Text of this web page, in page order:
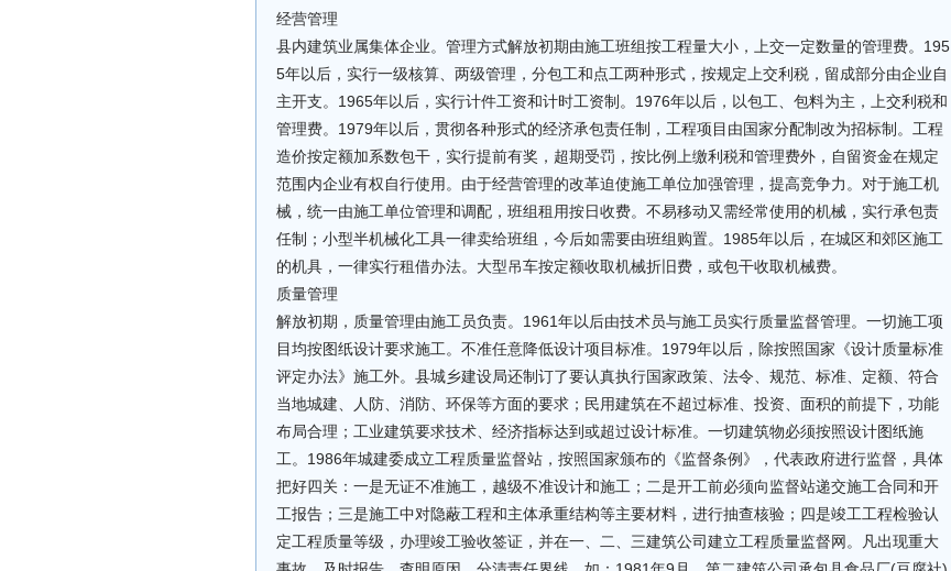
经营管理
县内建筑业属集体企业。管理方式解放初期由施工班组按工程量大小，上交一定数量的管理费。195
5年以后，实行一级核算、两级管理，分包工和点工两种形式，按规定上交利税，留成部分由企业自
主开支。1965年以后，实行计件工资和计时工资制。1976年以后，以包工、包料为主，上交利税和
管理费。1979年以后，贯彻各种形式的经济承包责任制，工程项目由国家分配制改为招标制。工程
造价按定额加系数包干，实行提前有奖，超期受罚，按比例上缴利税和管理费外，自留资金在规定
范围内企业有权自行使用。由于经营管理的改革迫使施工单位加强管理，提高竞争力。对于施工机
械，统一由施工单位管理和调配，班组租用按日收费。不易移动又需经常使用的机械，实行承包责
任制；小型半机械化工具一律卖给班组，今后如需要由班组购置。1985年以后，在城区和郊区施工
的机具，一律实行租借办法。大型吊车按定额收取机械折旧费，或包干收取机械费。
质量管理
解放初期，质量管理由施工员负责。1961年以后由技术员与施工员实行质量监督管理。一切施工项
目均按图纸设计要求施工。不准任意降低设计项目标准。1979年以后，除按照国家《设计质量标准
评定办法》施工外。县城乡建设局还制订了要认真执行国家政策、法令、规范、标准、定额、符合
当地城建、人防、消防、环保等方面的要求；民用建筑在不超过标准、投资、面积的前提下，功能
布局合理；工业建筑要求技术、经济指标达到或超过设计标准。一切建筑物必须按照设计图纸施
工。1986年城建委成立工程质量监督站，按照国家颁布的《监督条例》，代表政府进行监督，具体
把好四关：一是无证不准施工，越级不准设计和施工；二是开工前必须向监督站递交施工合同和开
工报告；三是施工中对隐蔽工程和主体承重结构等主要材料，进行抽查核验；四是竣工工程检验认
定工程质量等级，办理竣工验收签证，并在一、二、三建筑公司建立工程质量监督网。凡出现重大